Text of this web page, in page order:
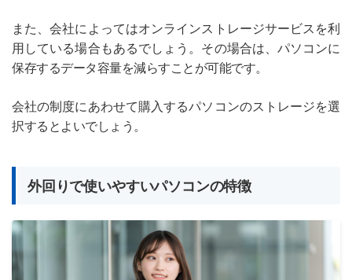
また、会社によってはオンラインストレージサービスを利
用している場合もあるでしょう。その場合は、パソコンに
保存するデータ容量を減らすことが可能です。
会社の制度にあわせて購入するパソコンのストレージを選
択するとよいでしょう。
外回りで使いやすいパソコンの特徴